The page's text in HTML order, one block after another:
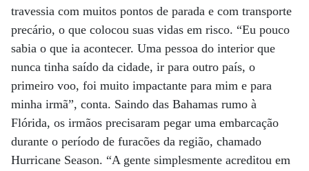
travessia com muitos pontos de parada e com transporte
precário, o que colocou suas vidas em risco. “Eu pouco
sabia o que ia acontecer. Uma pessoa do interior que
nunca tinha saído da cidade, ir para outro país, o
primeiro voo, foi muito impactante para mim e para
minha irmã”, conta. Saindo das Bahamas rumo à
Flórida, os irmãos precisaram pegar uma embarcação
durante o período de furacões da região, chamado
Hurricane Season. “A gente simplesmente acreditou em